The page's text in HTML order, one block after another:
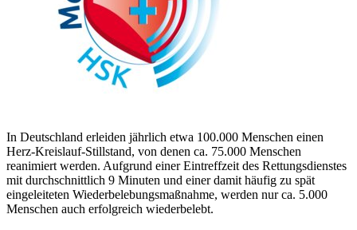
In Deutschland erleiden jährlich etwa 100.000 Menschen einen
Herz-Kreislauf-Stillstand, von denen ca. 75.000 Menschen
reanimiert werden. Aufgrund einer Eintreffzeit des Rettungsdienstes
mit durchschnittlich 9 Minuten und einer damit häufig zu spät
eingeleiteten Wiederbelebungsmaßnahme, werden nur ca. 5.000
Menschen auch erfolgreich wiederbelebt.